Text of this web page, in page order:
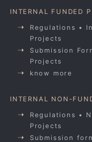
INTERNAL FUNDED
Regulations •
Projects
Submission
Projects
know more
INTERNAL NON-
Regulations •
Projects
Submission